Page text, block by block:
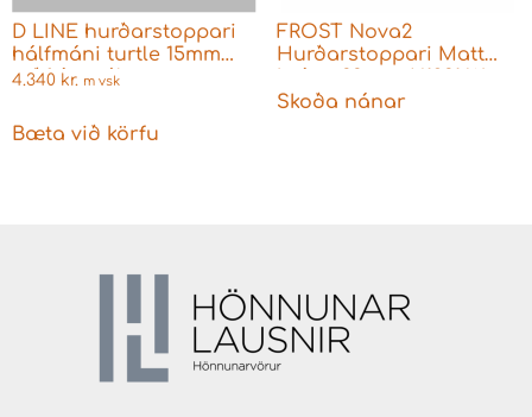
D LINE hurðarstoppari
hálfmáni turtle 15mm
ryðfrítt stál
4.340 kr. m vsk
Bæta við körfu
FROST Nova2
Hurðarstoppari Matt
Skoða nánar